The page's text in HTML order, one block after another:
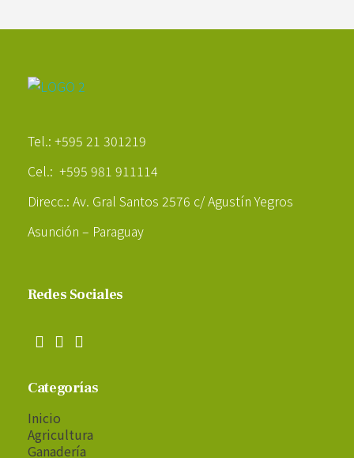
Tel.: +595 21 301219
Cel.: +595 981 911114
Direcc.: Av. Gral Santos 2576 c/ Agustín Yegros
Asunción – Paraguay
Redes Sociales
Categorías
Inicio
Agricultura
Ganadería